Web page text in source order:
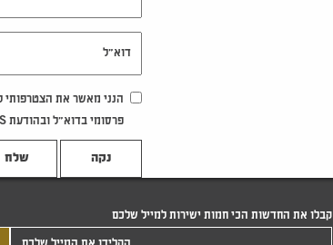
הנני מאשר את
פרסומי בדוא"ל ובהודעת SMS מזהבי עצמון
נקה
קבלו את החדשות הכי חמות ישירות למייל שלכם